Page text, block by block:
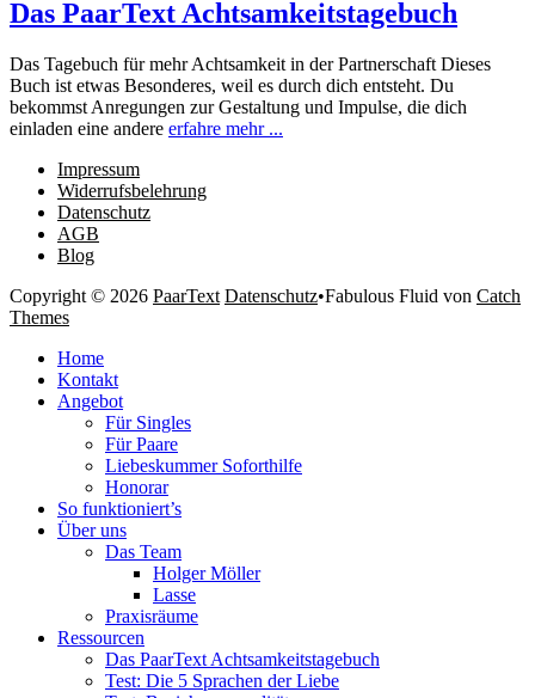
Das PaarText Achtsamkeitstagebuch
Das Tagebuch für mehr Achtsamkeit in der Partnerschaft Dieses
Buch ist etwas Besonderes, weil es durch dich entsteht. Du
bekommst Anregungen zur Gestaltung und Impulse, die dich
einladen eine andere erfahre mehr ...
Impressum
Widerrufsbelehrung
Datenschutz
AGB
Blog
Copyright © 2026 PaarText Datenschutz•Fabulous Fluid von Catch
Themes
oben
scrollen
Home
Kontakt
Angebot
Für Singles
Für Paare
Liebeskummer Soforthilfe
Honorar
So funktioniert’s
Über uns
Das Team
Holger Möller
Lasse
Praxisräume
Ressourcen
Das PaarText Achtsamkeitstagebuch
Test: Die 5 Sprachen der Liebe